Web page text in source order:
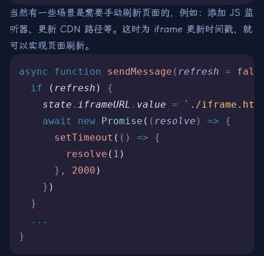
当然有一些场景是需要手动刷新页面的，例如：添加 JS 监
听器、更新 CDN 路径等。这时为 iframe 更新时间戳，就
可以实现页面刷新。
async function sendMessage ( refresh =
  if
( refresh ) {
    state
. iframeURL . value = `./
    await
new Promise ( ( resolve ) => {
      setTimeout
( () => {
        resolve
( 1 )
      },
2000 )
    }
)
  }
  ...
}